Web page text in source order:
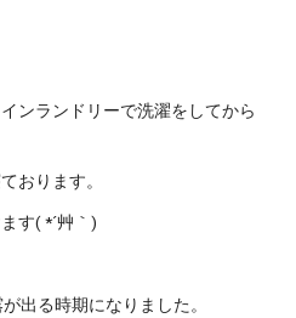
ンランドリーで洗濯をしてから
おります。
す( *´艸｀)
出る時期になりました。